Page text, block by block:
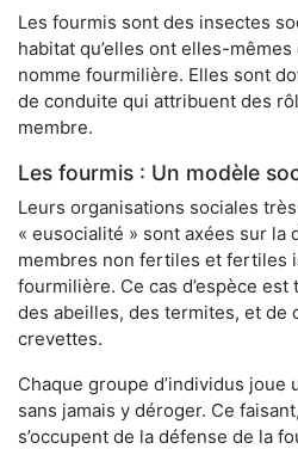
Les fourmis sont des insectes
habitat qu’elles ont elles-mêmes
nomme fourmilière. Elles sont
de conduite qui attribuent des
membre.
Les fourmis : Un modèle
Leurs organisations sociales
« eusocialité » sont axées sur la
membres non fertiles et fertiles
fourmilière. Ce cas d’espèce
des abeilles, des termites, et de
crevettes.
Chaque groupe d’individus
sans jamais y déroger. Ce
s’occupent de la défense de la